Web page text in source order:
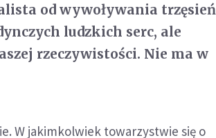
od wywoływania trzęsień
ludzkich serc, ale
rzeczywistości. Nie ma w
W jakimkolwiek towarzystwie się o